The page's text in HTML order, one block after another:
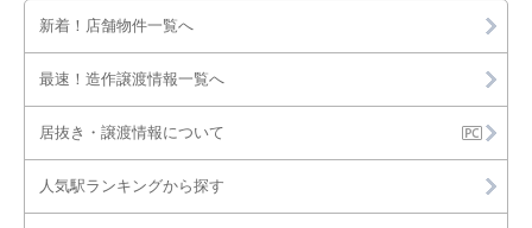
新着！店舗物件一覧へ
最速！造作譲渡情報一覧へ
居抜き・譲渡情報について
人気駅ランキングから探す